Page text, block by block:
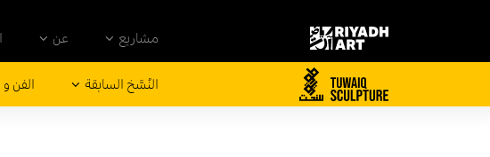
مشاريع عن
النُسَّخ السابقة الفن و